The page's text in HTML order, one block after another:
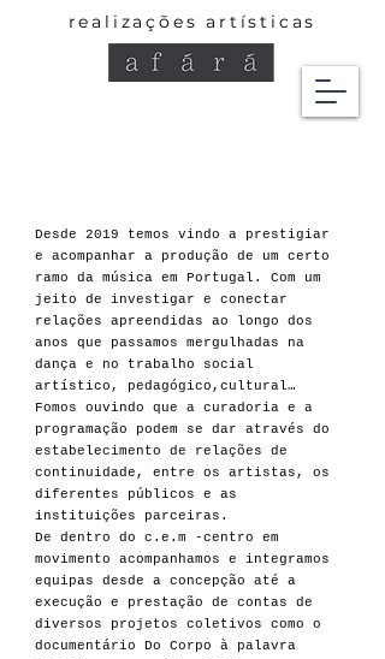
realizações artísticas
Desde 2019 temos vindo a prestigiar
e acompanhar a produção de um certo
ramo da música em Portugal. Com um
jeito de investigar e conectar
relações apreendidas ao longo dos
anos que passamos mergulhadas na
dança e no trabalho social
artístico, pedagógico,cultural…
Fomos ouvindo que a curadoria e a
programação podem se dar através do
estabelecimento de relações de
continuidade, entre os artistas, os
diferentes públicos e as
instituições parceiras.
De dentro do c.e.m -centro em
movimento acompanhamos e integramos
equipas desde a concepção até a
execução e prestação de contas de
diversos projetos coletivos como o
documentário Do Corpo à palavra